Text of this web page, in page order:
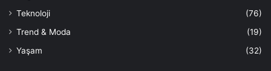
Teknoloji
(76)
Trend & Moda
(19)
Yaşam
(32)